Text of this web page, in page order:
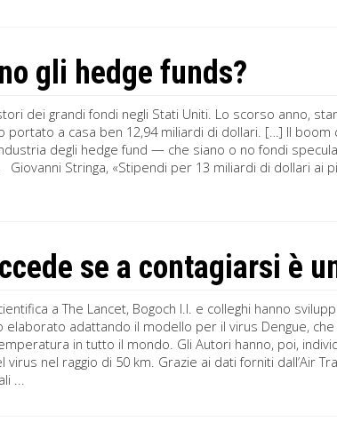
gli hedge funds?
dei grandi fondi negli Stati Uniti. Lo scorso anno,
portato a casa ben 12,94 miliardi di dollari. […] Il
degli hedge fund — che siano o no fondi
Stringa, «Stipendi per 13 miliardi di dollari ai
se a contagiarsi è
a The Lancet, Bogoch I.I. e colleghi hanno
adattando il modello per il virus Dengue,
in tutto il mondo. Gli Autori hanno, poi,
nel raggio di 50 km. Grazie ai dati forniti dall’Air
...